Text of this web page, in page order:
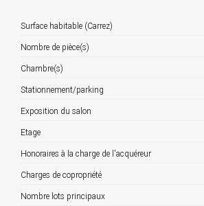
Surface habitable (Carrez)
Nombre de pièce(s)
Chambre(s)
Stationnement/parking
Exposition du salon
Etage
Honoraires à la charge de l'acquéreur
Charges de copropriété
Nombre lots principaux